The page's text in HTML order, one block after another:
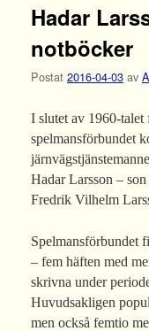
Hadar
notböcker
Postat 2016-04-03 av
I slutet av 1960-talet
spelmansförbundet
Hadar Larsson –
Fredrik Vilhelm
Spelmansförbundet
– fem häften med
skrivna under
Huvudsakligen
men också femtio